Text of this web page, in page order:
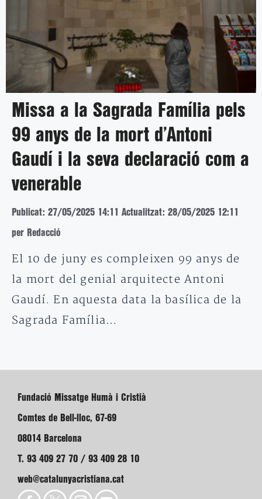
Missa a la Sagrada Família pels
99 anys de la mort d’Antoni
Gaudí i la seva declaració com a
venerable
Publicat: 27/05/2025 14:11 Actualitzat: 28/05/2025 12:11
per Redacció
El 10 de juny es compleixen 99 anys de
la mort del genial arquitecte Antoni
Gaudí. En aquesta data la basílica de la
Sagrada Família…
Fundació Missatge Humà i Cristià
Comtes de Bell-lloc, 67-69
08014 Barcelona
T. 93 409 27 70 / 93 409 28 10
web@catalunyacristiana.cat